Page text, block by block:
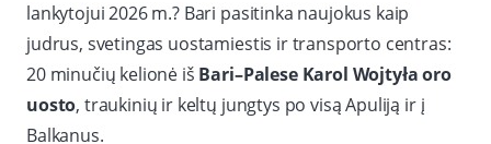
lankytojui 2026 m.? Bari pasitinka naujokus kaip
judrus, svetingas uostamiestis ir transporto centras:
20 minučių kelionė iš Bari–Palese Karol Wojtyła oro
uosto, traukinių ir keltų jungtys po visą Apuliją ir į
Balkanus.